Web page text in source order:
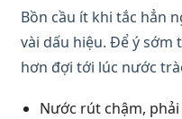
Bồn cầu ít khi tắc hẳn
vài dấu hiệu. Để ý sớm
hơn đợi tới lúc nước
Nước rút chậm,